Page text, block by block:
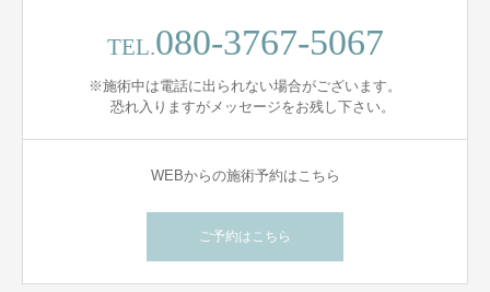
TEL.080-3767-5067
※施術中は電話に出られない場合がございます。
恐れ入りますがメッセージをお残し下さい。
WEBからの施術予約はこちら
ご予約はこちら